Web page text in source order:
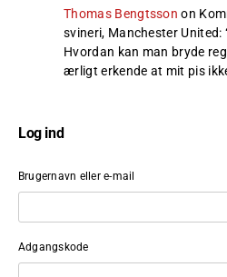
Thomas Bengtsson on
svineri, Manchester United:
Hvordan kan man bryde
ærligt erkende at mit pis
Log ind
Brugernavn eller e-mail
Adgangskode